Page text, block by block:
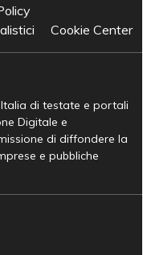
Cookie Center
di testate e portali
Digitale e
di diffondere la
e pubbliche